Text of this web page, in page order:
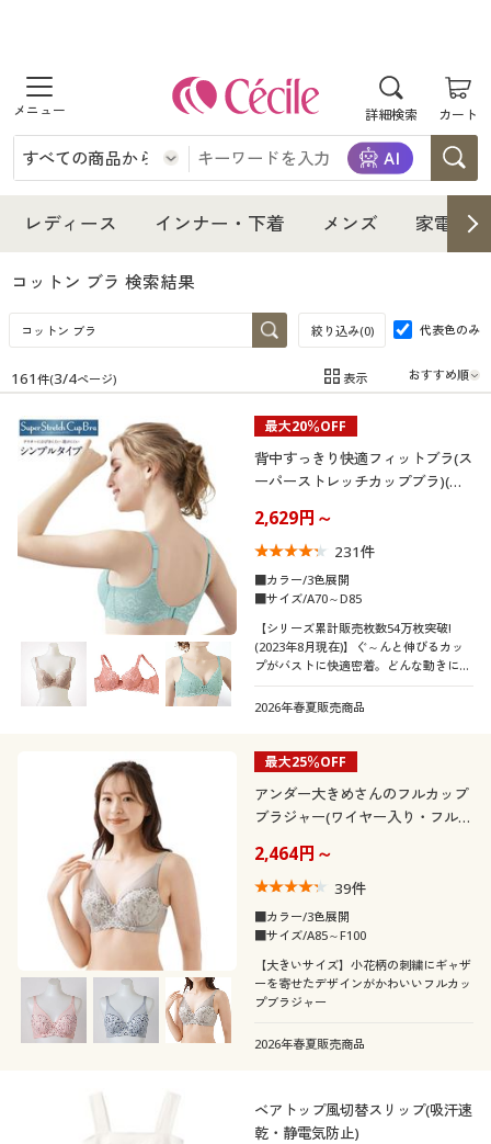
詳細検索 カート
商品を探す
レディース
レディースファッション
女性下着
インナー・下着
インナー・下着通販すべて
女性下着
メンズ下着
ジュニア・ティーンズ下着
メンズ
メンズ通販すべて
メンズファッション
メンズ下着
家電・雑貨
家電・雑貨すべて
家電
キッチン・雑貨・日用品
寝具・インテリア・家具
寝具・インテリア・家具通販すべて
家具・収納
寝具・ベッド
カーテン・ラグ・ファブリック
美容・健康
美容・健康通販すべて
美容・健康・サプリメント
制服・スクール
制服・スクールすべて
制服・学生服
ジュニア・ティーンズ下着
大きいサイズ
大きいサイズ通販すべて
大きいサイズ レディース服
大きいサイズ レディース下着
大きいサイズ メンズ
大きいサイズ 事務・制服
バーゲン
バーゲンセール
シークレットセール
詳細検索
商品カテゴリ一覧
カタログ
カタログ・チラシからのご注文
デジタルカタログ
カタログ無料プレゼント
会員メニュー
マイページ
レディース インナー・下着 メンズ 家電・
コットン ブラ 検索結果
絞り込み(0) 代表色のみ
在庫 在庫のある商品のみ表示
カテゴリ
口コミ
(5)
(3〜3.9)
(2〜2.9)
(1〜1.9)
S LL
5L
ブラカップサ
イズ
AAA AA B C
H I
メンズサイズ
S M
161 件(3/4ページ) 表示
最大20％OFF
背中すっきり快適フィットブラ(ス
ーパーストレッチカップブラ)(ソ
カップ)
2,629円～
231件
■カラー/3色展開
■サイズ/A70～D85
【シリーズ累計販売枚数54万枚突破!
(2023年8月現在)】ぐ～んと伸びるカッ
プがバストに快適密着。どんな動きにも
ブラがフィットして締めつけもない!大
人気のスーパーストレッチカップの背中
2026年春夏販売商品
最大25％OFF
アンダー大きめさんのフルカップ
ブラジャー(ワイヤー入り・フルカ
2,464円～
39件
■カラー/3色展開
■サイズ/A85～F100
【大きいサイズ】小花柄の刺繍にギャザ
ーを寄せたデザインがかわいいフルカッ
プブラジャー
2026年春夏販売商品
ベアトップ風切替スリップ(吸汗速
乾・静電気防止)